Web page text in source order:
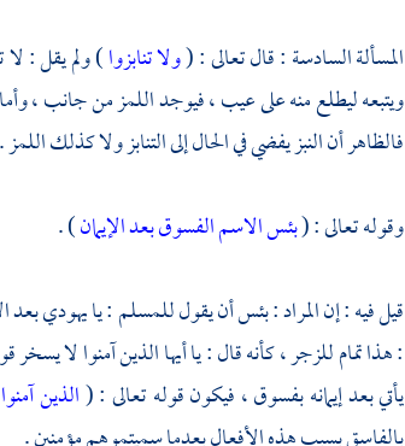
المسألة السادسة : قال تعالى : (ولا تنابزوا) ولم يقل : لا
ويتبعه ليطلع منه على عيب ، فيوجد اللمز من جانب ، وأما
فالظاهر أن النبز يفضي في الحال إلى التنابز ولا كذلك اللمز .
وقوله تعالى : (بئس الاسم الفسوق بعد الإيمان) .
قيل فيه : إن المراد : بئس أن يقول للمسلم : يا يهودي
: هذا تمام للزجر ، كأنه قال : يا أيها الذين آمنوا لا
يأتي بعد إيمانه بفسوق ، فيكون قوله تعالى : (الذين